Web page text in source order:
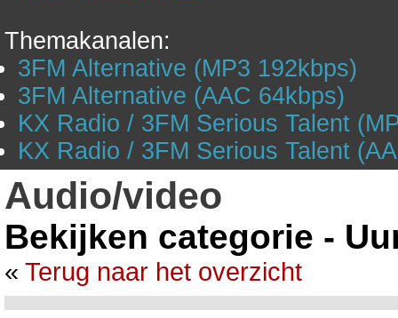
Themakanalen:
3FM Alternative (MP3 192kbps)
3FM Alternative (AAC 64kbps)
KX Radio / 3FM Serious Talent
KX Radio / 3FM Serious Talent
Audio/video
Bekijken categorie -
« Terug naar het overzicht